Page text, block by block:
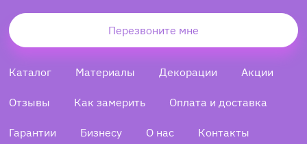
Перезвоните мне
Каталог Материалы Декорации Акции
Отзывы Как замерить Оплата и доставка
Гарантии Бизнесу О нас Контакты